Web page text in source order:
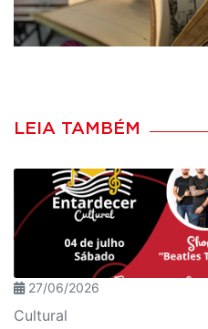
LEIA TAMBÉM
27/06/2026
Cultural